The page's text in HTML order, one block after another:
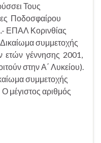
Τους
Ποδοσφαίρου
ΕΠΑΛ Κορινθίας
συμμετοχής
ετών γέννησης 2001,
στην Α΄ Λυκείου).
συμμετοχής
μέγιστος αριθμός